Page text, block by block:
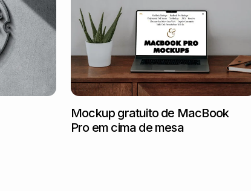
Mockup gratuito de MacBook
Pro em cima de mesa